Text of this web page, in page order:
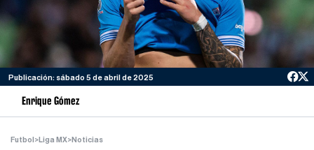
Publicación: sábado 5 de abril de 2025
Enrique Gómez
Futbol >Liga MX>Noticias